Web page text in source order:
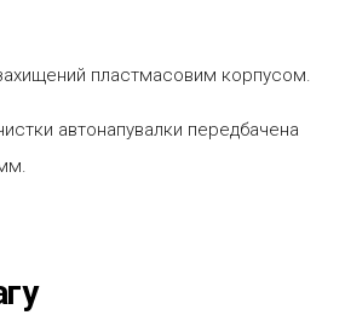
пластмасовим корпусом.
автонапувалки передбачена